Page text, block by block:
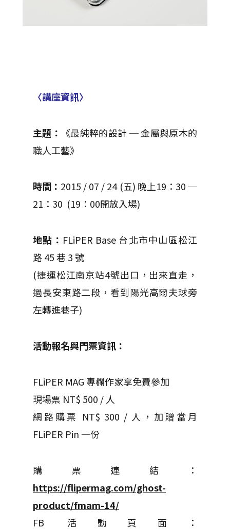
〈講座資訊〉
主題：
《最純粹的設計 ─ 金屬與原木的
職人工藝》
時間： 2015 / 07 / 24 (五) 晚上19：30 ─
21：30 (19：00開放入場)
地點： FLiPER Base 台北市中山區松江
路 45 巷 3 號
(捷運松江南京站4號出口，出來直走，
過長安東路二段，看到陽光高爾夫球旁
左轉進巷子)
活動報名與門票資訊：
FLiPER MAG 專欄作家享免費參加
現場票 NT$ 500 / 人
網路購票 NT$ 300 / 人，加贈當月
FLiPER Pin 一份
購票連結：
https://flipermag.com/ghost-
product/fmam-14/
FB 活動頁面：